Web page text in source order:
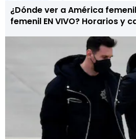
¿Dónde ver a América
femenil EN VIVO? Horarios y